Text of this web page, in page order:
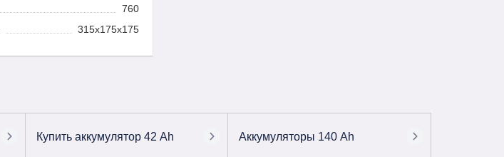
760
315x175x175
Купить аккумулятор 42 Ah Аккумуляторы 140 Ah